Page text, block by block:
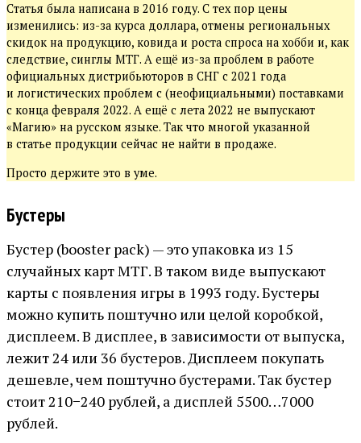
Статья была написана в 2016 году. С тех пор цены
изменились: из-за курса доллара, отмены региональных
скидок на продукцию, ковида и роста спроса на хобби и, как
следствие, синглы МТГ. А ещё из-за проблем в работе
официальных дистрибьюторов в СНГ с 2021 года
и логистических проблем с (неофициальными) поставками
с конца февраля 2022. А ещё с лета 2022 не выпускают
«Магию» на русском языке. Так что многой указанной
в статье продукции сейчас не найти в продаже.
Просто держите это в уме.
Бустеры
Бустер (booster pack) — это упаковка из 15
случайных карт МТГ. В таком виде выпускают
карты с появления игры в 1993 году. Бустеры
можно купить поштучно или целой коробкой,
дисплеем. В дисплее, в зависимости от выпуска,
лежит 24 или 36 бустеров. Дисплеем покупать
дешевле, чем поштучно бустерами. Так бустер
стоит 210−240 рублей, а дисплей 5500…7000
рублей.